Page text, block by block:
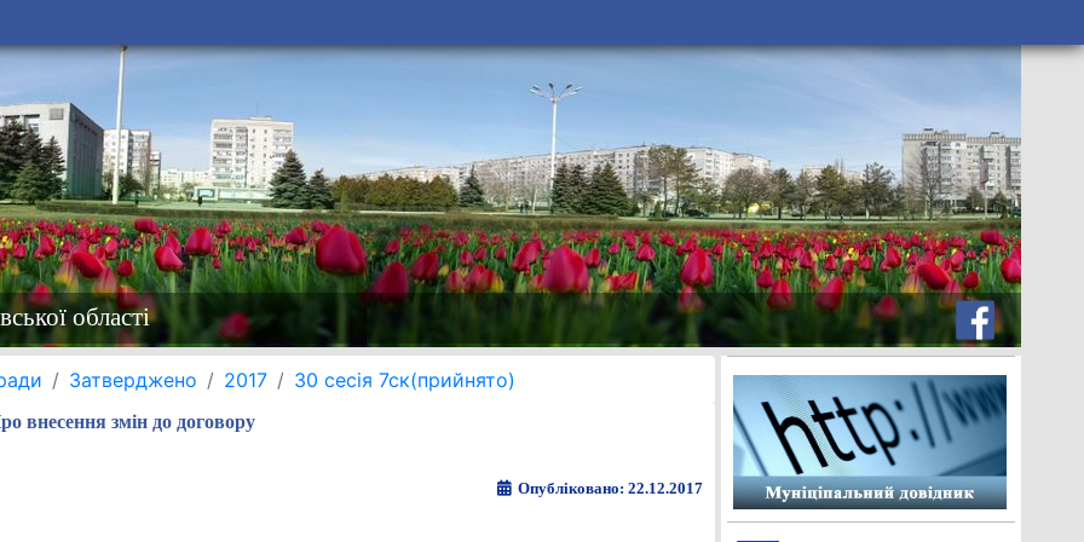
області
Затверджено 2017 30 сесія 7ск(прийнято)
внесення змін до договору
Опубліковано: 22.12.2017